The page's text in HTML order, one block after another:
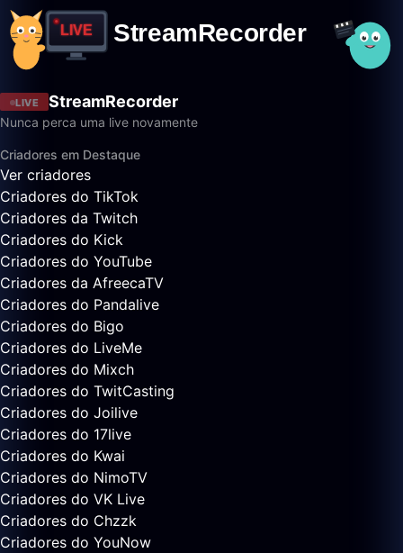
LIVE StreamRecorder
Nunca perca uma live novamente
Criadores em Destaque
Ver criadores
Criadores do TikTok
Criadores da Twitch
Criadores do Kick
Criadores do YouTube
Criadores da AfreecaTV
Criadores do Pandalive
Criadores do Bigo
Criadores do LiveMe
Criadores do Mixch
Criadores do TwitCasting
Criadores do Joilive
Criadores do 17live
Criadores do Kwai
Criadores do NimoTV
Criadores do VK Live
Criadores do Chzzk
Criadores do YouNow